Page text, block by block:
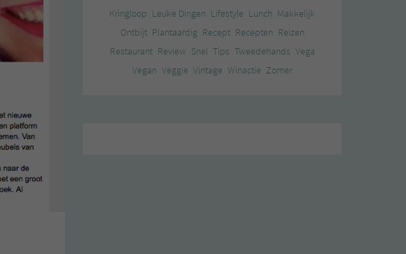
Kringloop Leuke Dingen Lifestyle Lunch Makkelijk
Ontbijt Plantaardig Recept Recepten Reizen
Restaurant Review Snel Tips Tweedehands Vega
Vegan Veggie Vintage Winactie Zomer